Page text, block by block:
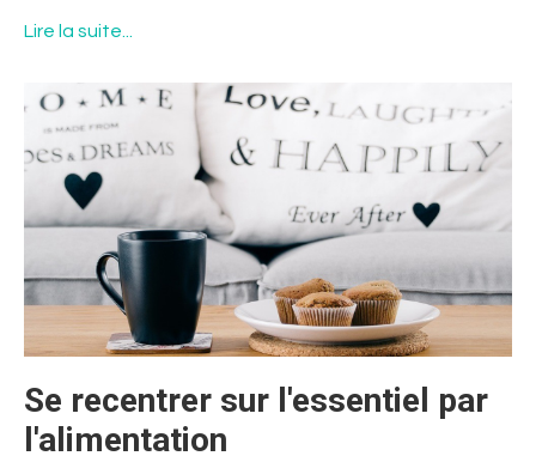
Lire la suite...
Se recentrer sur l'essentiel par
l'alimentation